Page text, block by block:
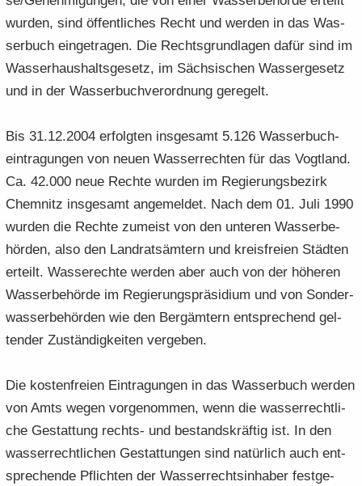
wur­den, sind öf­fent­li­ches Recht und wer­den in das Was­
ser­buch ein­ge­tra­gen. Die Rechts­grund­la­gen dafür sind im
Was­ser­haus­halts­ge­setz, im Säch­si­schen Was­ser­ge­setz
und in der Was­ser­buch­ver­ord­nung ge­re­gelt.
Bis 31.12.2004 er­folg­ten ins­ge­samt 5.126 Was­ser­buch­
ein­tra­gun­gen von neuen Was­ser­rech­ten für das Vogt­land.
Ca. 42.000 neue Rech­te wur­den im Re­gie­rungs­be­zirk
Chem­nitz ins­ge­samt an­ge­mel­det. Nach dem 01. Juli 1990
wur­den die Rech­te zu­meist von den un­te­ren Was­ser­be­
hör­den, also den Land­rats­äm­tern und kreis­frei­en Städ­ten
er­teilt. Was­serech­te wer­den aber auch von der hö­he­ren
Was­ser­be­hör­de im Re­gie­rungs­prä­si­di­um und von Son­der­
was­ser­be­hör­den wie den Berg­äm­tern ent­spre­chend gel­
ten­der Zu­stän­dig­kei­ten ver­ge­ben.
Die kos­ten­frei­en Ein­tra­gun­gen in das Was­ser­buch wer­den
von Amts wegen vor­ge­nom­men, wenn die was­ser­recht­li­
che Ge­stat­tung rechts-​ und be­stands­kräf­tig ist. In den
was­ser­recht­li­chen Ge­stat­tun­gen sind na­tür­lich auch ent­
spre­chen­de Pflich­ten der Was­ser­rechts­in­ha­ber fest­ge­